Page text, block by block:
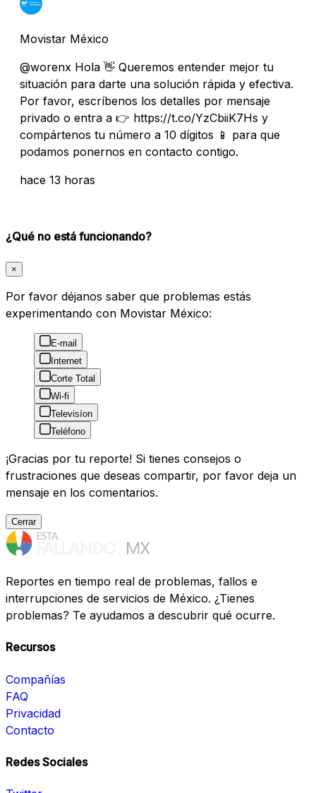
Movistar México
@worenx Hola 👋 Queremos entender mejor tu
situación para darte una solución rápida y efectiva.
Por favor, escríbenos los detalles por mensaje
privado o entra a 👉 https://t.co/YzCbiiK7Hs y
compártenos tu número a 10 dígitos 📱 para que
podamos ponernos en contacto contigo.
hace 13 horas
¿Qué no está funcionando?
×
Por favor déjanos saber que problemas estás
experimentando con Movistar México:
E-mail
Internet
Corte Total
Wi-fi
Televisíon
Teléfono
¡Gracias por tu reporte! Si tienes consejos o
frustraciones que deseas compartir, por favor deja un
mensaje en los comentarios.
Cerrar
Reportes en tiempo real de problemas, fallos e
interrupciones de servicios de México. ¿Tienes
problemas? Te ayudamos a descubrir qué ocurre.
Recursos
Compañías
FAQ
Privacidad
Contacto
Redes Sociales